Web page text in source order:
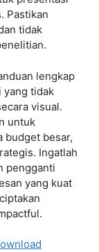
Pastikan
tidak
lengkap
yang tidak
visual.
untuk
budget besar,
Ingatlah
pengganti
yang kuat